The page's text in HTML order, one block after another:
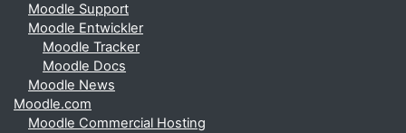
Moodle Support
Moodle Entwickler
Moodle Tracker
Moodle Docs
Moodle News
Moodle.com
Moodle Commercial Hosting